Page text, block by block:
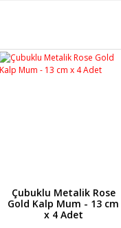
Çubuklu Metalik Rose
Gold Kalp Mum - 13 cm
x 4 Adet